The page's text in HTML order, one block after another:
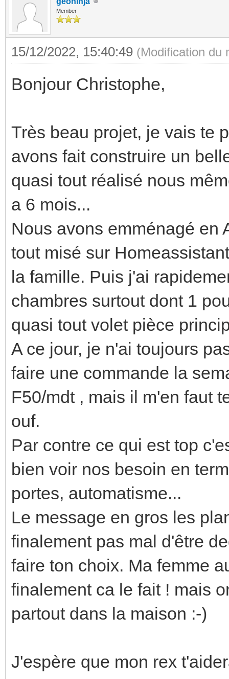
Member
15/12/2022, 15:40:49 (Modification du
Bonjour Christophe,
Très beau projet, je vais te
avons fait construire un
quasi tout réalisé nous
a 6 mois...
Nous avons emménagé en
tout misé sur
la famille. Puis j'ai
chambres surtout dont 1
quasi tout volet pièce
A ce jour, je n'ai toujours
faire une commande la
F50/mdt , mais il m'en faut
ouf.
Par contre ce qui est top
bien voir nos besoin en
portes, automatisme...
Le message en gros les
finalement pas mal d'être
faire ton choix. Ma femme
finalement ca le fait ! mais
partout dans la maison :-)
J'espère que mon rex